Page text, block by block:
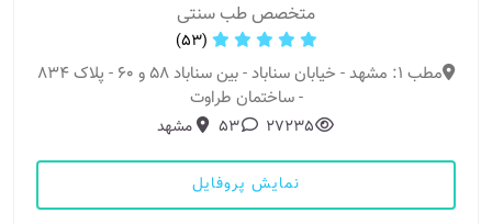
متخصص طب سنتی
(53)
مطب 1: مشهد - خیابان سناباد - بین سناباد 58 و 60 - پلاک 834
- ساختمان طراوت
27235
53 مشهد
نمایش پروفایل